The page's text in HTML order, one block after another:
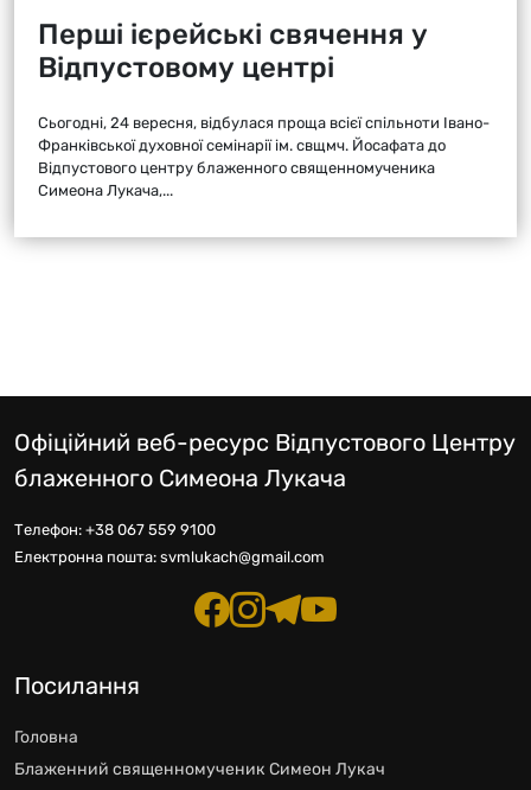
Перші ієрейські свячення у
Відпустовому центрі
Сьогодні, 24 вересня, відбулася проща всієї спільноти Івано-
Франківської духовної семінарії ім. свщмч. Йосафата до
Відпустового центру блаженного священномученика
Симеона Лукача,...
Офіційний веб-ресурс Відпустового Центру
блаженного Симеона Лукача
Телефон: +38 067 559 9100
Електронна пошта: svmlukach@gmail.com
Посилання
Головна
Блаженний священномученик Симеон Лукач